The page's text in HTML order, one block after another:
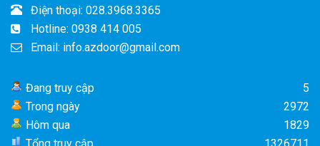
Điện thoại: 028.3968.3365
Hotline: 0938 414 005
Email: info.azdoor@gmail.com
Đang truy cập
5
Trong ngày
2972
Hôm qua
1829